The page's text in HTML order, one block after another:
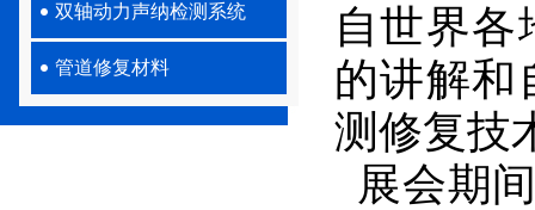
双轴动力声纳检测系统
管道修复材料
自世界各
的讲解和
测修复技
展会期